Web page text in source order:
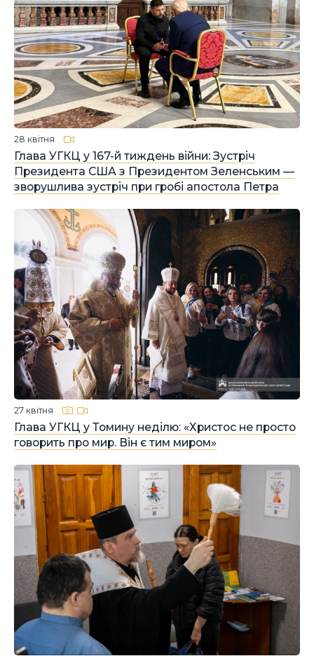
Глава УГКЦ у 167-й тиждень війни: Зустріч
Президента США з Президентом Зеленським —
зворушлива зустріч при гробі апостола Петра
28 квітня
Глава УГКЦ у Томину неділю: «Христос не просто
говорить про мир. Він є тим миром»
27 квітня